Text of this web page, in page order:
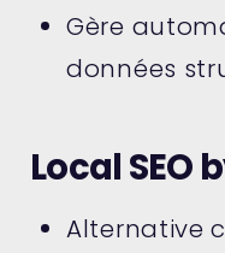
Gère
données
Local SEO
Alternative